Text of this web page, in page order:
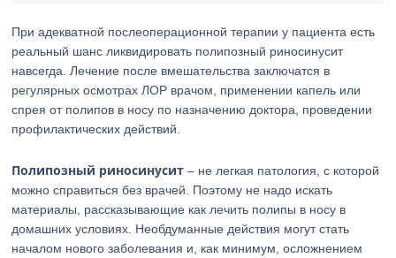
При адекватной послеоперационной терапии у пациента есть
реальный шанс ликвидировать полипозный риносинусит
навсегда. Лечение после вмешательства заключатся в
регулярных осмотрах ЛОР врачом, применении капель или
спрея от полипов в носу по назначению доктора, проведении
профилактических действий.
Полипозный риносинусит – не легкая патология, с которой
можно справиться без врачей. Поэтому не надо искать
материалы, рассказывающие как лечить полипы в носу в
домашних условиях. Необдуманные действия могут стать
началом нового заболевания и, как минимум, осложнением